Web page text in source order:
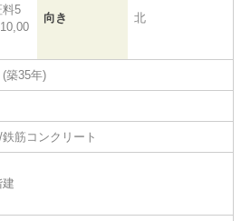
料5
向き 北
築35年)
筋コンクリート